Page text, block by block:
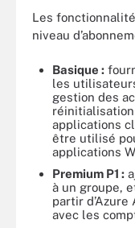
Les
niveau
Basique :
les
gestion des
applications
être utilisé
applications
Premium P1 :
à un groupe,
partir
avec les